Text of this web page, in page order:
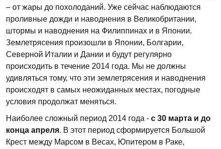
– от жары до похолоданий. Уже сейчас наблюдаются
проливные дожди и наводнения в Великобритании,
штормы и наводнения на Филиппинах и в Японии.
Землетрясения произошли в Японии, Болгарии,
Северной Италии и Дании и будут регулярно
происходить в течение 2014 года. Мы не должны
удивляться тому, что эти землетрясения и наводнения
происходят в самых неожиданных местах, погодные
условия продолжат меняться.
Наиболее сложный период 2014 года - с 30 марта и до
конца апреля. В этот период сформируется Большой
Крест между Марсом в Весах, Юпитером в Раке,